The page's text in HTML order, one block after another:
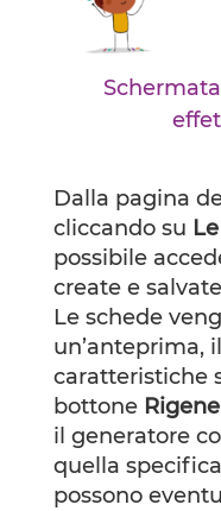
Dalla pagina
cliccando su
possibile
create e
Le schede
un’anteprima,
caratteristiche
bottone
il generatore
quella
possono